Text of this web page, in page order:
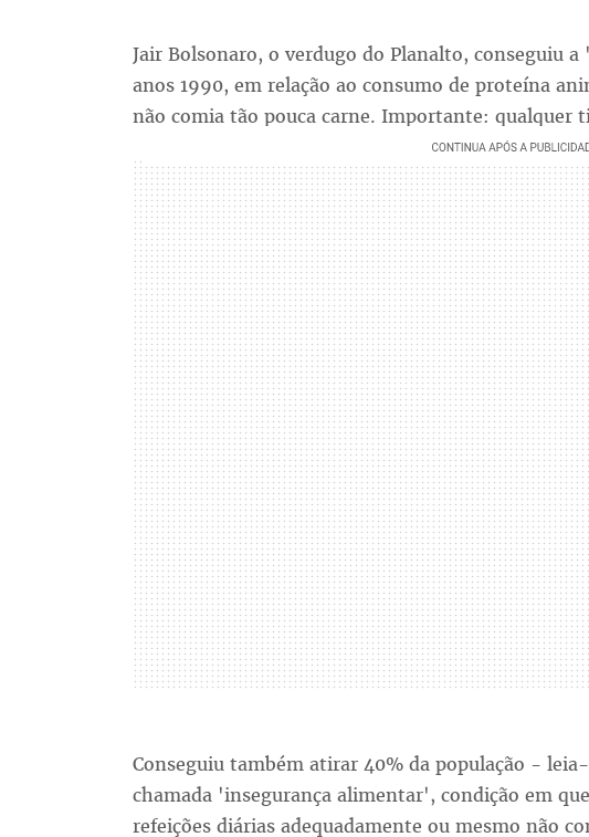
Jair Bolsonaro, o verdugo do Planalto, conseguiu
anos 1990, em relação ao consumo de proteína
não comia tão pouca carne. Importante: qualquer
Conseguiu também atirar 40% da população -
chamada 'insegurança alimentar', condição em
refeições diárias adequadamente ou mesmo não